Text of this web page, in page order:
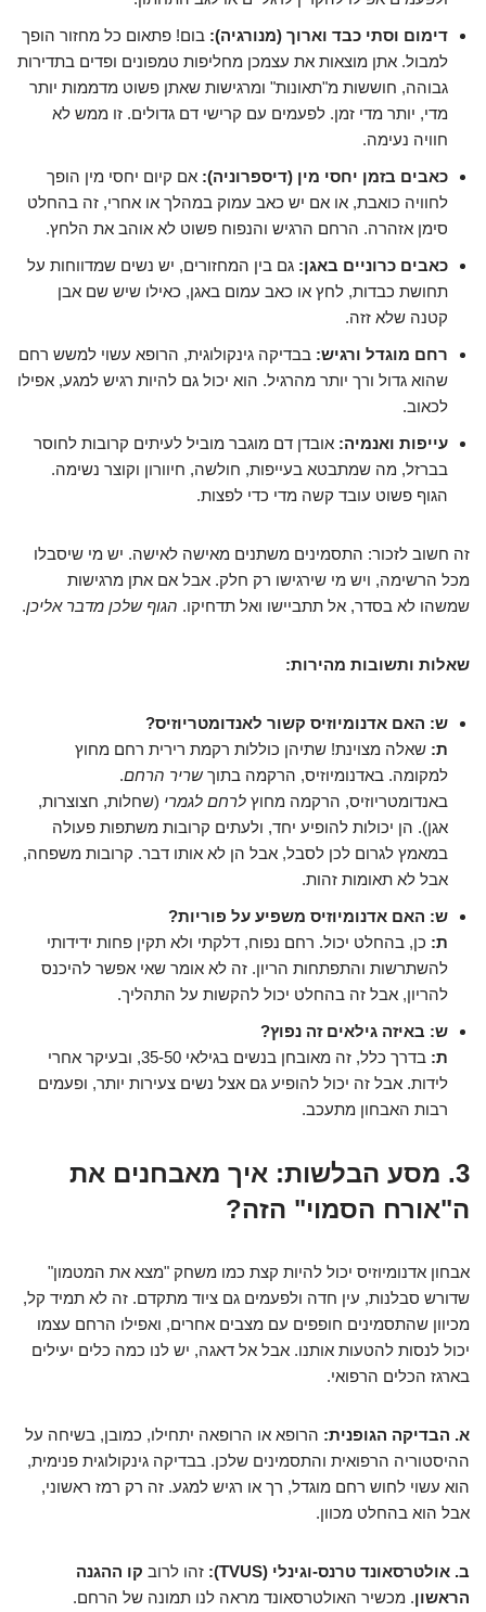
דימום וסתי כבד וארוך (מנורגיה): בום! פתאום כל מחזור הופך
למבול. אתן מוצאות את עצמכן מחליפות טמפונים ופדים בתדירות
גבוהה, חוששות מ"תאונות" ומרגישות שאתן פשוט מדממות יותר
מדי, יותר מדי זמן. לפעמים עם קרישי דם גדולים. זו ממש לא
חוויה נעימה.
כאבים בזמן יחסי מין (דיספרוניה): אם קיום יחסי מין הופך
לחוויה כואבת, או אם יש כאב עמוק במהלך או אחרי, זה בהחלט
סימן אזהרה. הרחם הרגיש והנפוח פשוט לא אוהב את הלחץ.
כאבים כרוניים באגן: גם בין המחזורים, יש נשים שמדווחות על
תחושת כבדות, לחץ או כאב עמום באגן, כאילו שיש שם אבן
קטנה שלא זזה.
רחם מוגדל ורגיש: בבדיקה גינקולוגית, הרופא עשוי למשש רחם
שהוא גדול ורך יותר מהרגיל. הוא יכול גם להיות רגיש למגע, אפילו
לכאוב.
עייפות ואנמיה: אובדן דם מוגבר מוביל לעיתים קרובות לחוסר
בברזל, מה שמתבטא בעייפות, חולשה, חיוורון וקוצר נשימה.
הגוף פשוט עובד קשה מדי כדי לפצות.
זה חשוב לזכור: התסמינים משתנים מאישה לאישה. יש מי שיסבלו
מכל הרשימה, ויש מי שירגישו רק חלק. אבל אם אתן מרגישות
שמשהו לא בסדר, אל תתביישו ואל תדחיקו. הגוף שלכן מדבר אליכן.
שאלות ותשובות מהירות:
ש: האם אדנומיוזיס קשור לאנדומטריוזיס?
ת: שאלה מצוינת! שתיהן כוללות רקמת רירית רחם מחוץ
למקומה. באדנומיוזיס, הרקמה בתוךשריר הרחם.
באנדומטריוזיס, הרקמה מחוץ לרחם לגמרי (שחלות, חצוצרות,
אגן). הן יכולות להופיע יחד, ולעתים קרובות משתפות פעולה
במאמץ לגרום לכן לסבל, אבל הן לא אותו דבר. קרובות משפחה,
אבל לא תאומות זהות.
ש: האם אדנומיוזיס משפיע על פוריות?
ת: כן, בהחלט יכול. רחם נפוח, דלקתי ולא תקין פחות ידידותי
להשתרשות והתפתחות הריון. זה לא אומר שאי אפשר להיכנס
להריון, אבל זה בהחלט יכול להקשות על התהליך.
ש: באיזה גילאים זה נפוץ?
ת:
בדרך כלל, זה מאובחן בנשים בגילאי 35-50, ובעיקר אחרי
לידות. אבל זה יכול להופיע גם אצל נשים צעירות יותר, ופעמים
רבות האבחון מתעכב.
3. מסע הבלשות: איך מאבחנים את
ה"אורח הסמוי" הזה?
אבחון אדנומיוזיס יכול להיות קצת כמו משחק "מצא את המטמון"
שדורש סבלנות, עין חדה ולפעמים גם ציוד מתקדם. זה לא תמיד קל,
מכיוון שהתסמינים חופפים עם מצבים אחרים, ואפילו הרחם עצמו
יכול לנסות להטעות אותנו. אבל אל דאגה, יש לנו כמה כלים יעילים
בארגז הכלים הרפואי.
א. הבדיקה הגופנית: הרופא או הרופאה יתחילו, כמובן, בשיחה על
ההיסטוריה הרפואית והתסמינים שלכן. בבדיקה גינקולוגית פנימית,
הוא עשוי לחוש רחם מוגדל, רך או רגיש למגע. זה רק רמז ראשוני,
אבל הוא בהחלט מכוון.
ב. אולטרסאונד טרנס-וגינלי (TVUS): זהו לרוב קו ההגנה
הראשון. מכשיר האולטרסאונד מראה לנו תמונה של הרחם.